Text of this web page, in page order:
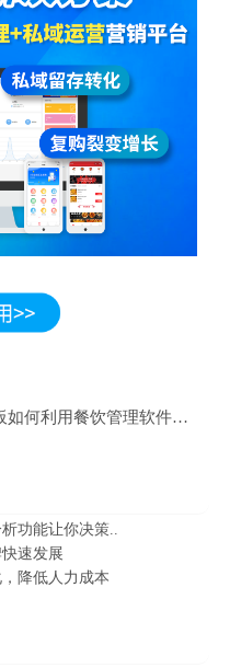
如何利用餐饮管理软件自营外
功能让你决策..
速发展
降低人力成本